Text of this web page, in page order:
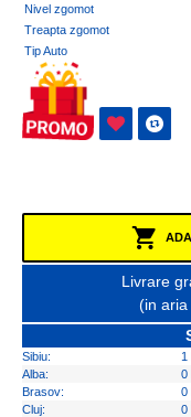
Nivel zgomot
Treapta zgomot
Tip Auto
Livrare
(in aria
Sibiu: 1
Alba:
0
Brasov:
0
Cluj:
0